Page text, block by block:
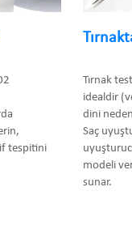
tespitini
Tırnak
idealdir
dini
Saç
modeli
sunar.